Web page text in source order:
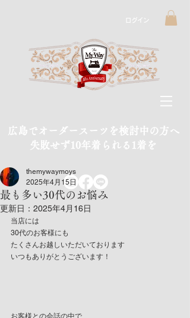
ログイン
広島でオーダースーツを検討中の方へ
​失敗せず10年着られる1着を
最も多い30代のお悩み
themywaymoys
2025年4月15日
更新日： 2025年4月16日
当店には
30代のお客様にも
たくさんお越しいただいております
いつもありがとうございます！